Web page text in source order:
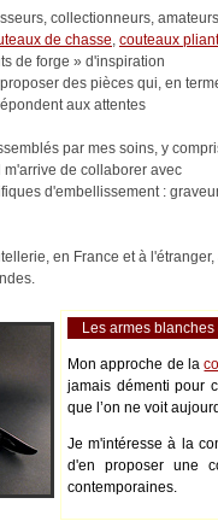
collectionneurs, amateurs
de chasse, couteaux
de forge » d'inspiration
des pièces qui, en
aux attentes
par mes soins, y
m'arrive de collaborer avec
d'embellissement :
en France et à
Les armes
Mon approche de la
jamais démenti pour
que l’on ne voit
Je m'intéresse à la
d'en proposer une
contemporaines.